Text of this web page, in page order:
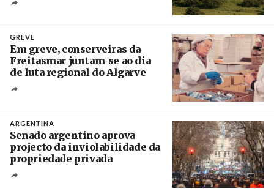
GREVE
Em greve, conserveiras da
Freitasmar juntam-se ao dia
de luta regional do Algarve
ARGENTINA
Senado argentino aprova
projecto da inviolabilidade da
propriedade privada